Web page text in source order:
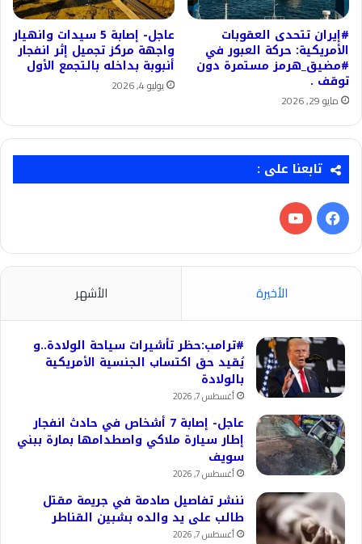
#إيران تتحدى العقوبات
الأمريكية: حركة العبور في
#مضيق_هرمز مستمرة دون
توقف .
مايو 29, 2026
عاجل- إصابة 5 سيدات وانهيار
واجهة مركز تجميل إثر انفجار
أنبوبة بداخله بالتجمع الأول
يوليو 4, 2026
تابعنا على :
فيسبوك‫YouTube
الأخيرة الأشهر
#ترامب:حظر تأشيرات سياحة الولادة..و
يُقيد حق اكتساب الجنسية الأمريكية
بالولادة
أغسطس 7, 2026
عاجل- إصابة 7 أشخاص في حادث انفجار
إطار سيارة ملاكي واصطدامها بمارة ببني
سويف
أغسطس 7, 2026
ننشر تفاصيل صادمة في جريمة مقتل
طالب على يد والده بشبين القناطر
أغسطس 7, 2026